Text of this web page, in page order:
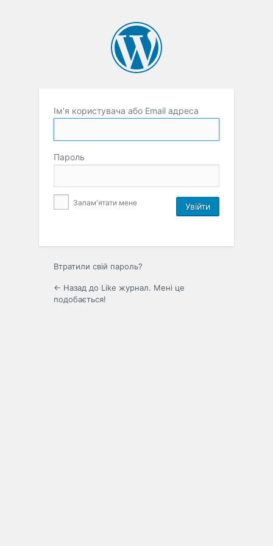
Ім'я користувача або Email адреса
Пароль
Запам'ятати мене
Втратили свій пароль?
← Назад до Like журнал. Мені це
подобається!